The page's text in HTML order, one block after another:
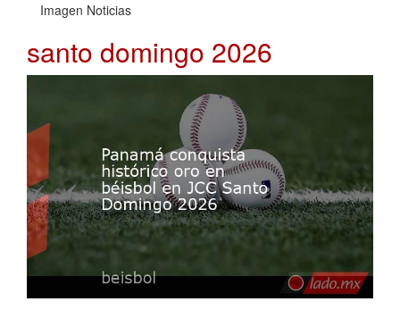
Imagen Noticias
santo domingo 2026